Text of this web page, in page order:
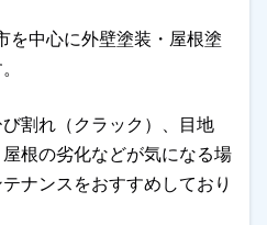
を中心に外壁塗装・屋根塗
割れ（クラック）、目地
屋根の劣化などが気になる場
ナンスをおすすめしており